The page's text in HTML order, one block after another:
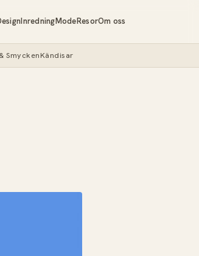
InredningModeResorOm oss
SmyckenKändisar